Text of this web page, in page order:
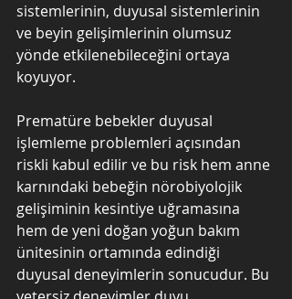
sistemlerinin, duyusal sistemlerinin
ve beyin gelişimlerinin olumsuz
yönde etkilenebileceğini ortaya
koyuyor.
Prematüre bebekler duyusal
işlemleme problemleri açısından
riskli kabul edilir ve bu risk hem anne
karnındaki bebeğin nörobiyolojik
gelişiminin kesintiye uğramasına
hem de yeni doğan yoğun bakım
ünitesinin ortamında edindiği
duyusal deneyimlerin sonucudur. Bu